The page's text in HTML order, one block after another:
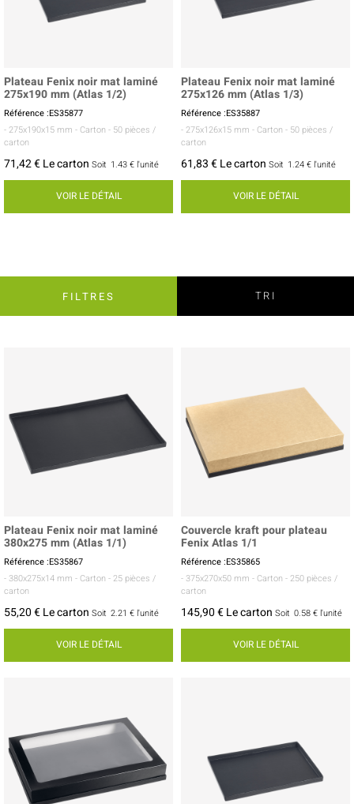
Plateau Fenix noir mat laminé
275x190 mm (Atlas 1/2)
Référence :ES35877
- 275x190x15 mm - Carton - 50 pièces /
carton
71,42 € Le carton Soit 1.43 € l'unité
VOIR LE DÉTAIL
Plateau Fenix noir mat laminé
275x126 mm (Atlas 1/3)
Référence :ES35887
- 275x126x15 mm - Carton - 50 pièces /
carton
61,83 € Le carton Soit 1.24 € l'unité
VOIR LE DÉTAIL
FILTRES TRI
Plateau Fenix noir mat laminé
380x275 mm (Atlas 1/1)
Référence :ES35867
- 380x275x14 mm - Carton - 25 pièces /
carton
55,20 € Le carton Soit 2.21 € l'unité
VOIR LE DÉTAIL
Couvercle kraft pour plateau
Fenix Atlas 1/1
Référence :ES35865
- 375x270x50 mm - Carton - 250 pièces /
carton
145,90 € Le carton Soit 0.58 € l'unité
VOIR LE DÉTAIL